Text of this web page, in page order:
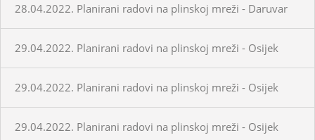
28.04.2022. Planirani radovi na plinskoj mreži - Daruvar
29.04.2022. Planirani radovi na plinskoj mreži - Osijek
29.04.2022. Planirani radovi na plinskoj mreži - Osijek
29.04.2022. Planirani radovi na plinskoj mreži - Osijek